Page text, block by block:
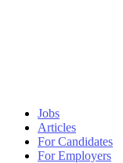
Jobs
Articles
For Candidates
For Employers